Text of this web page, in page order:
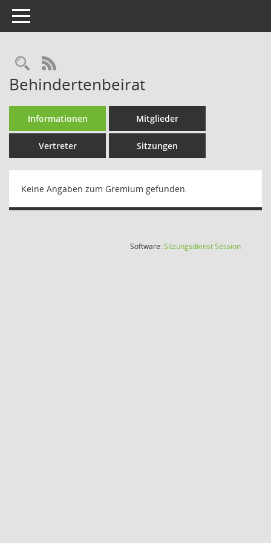
Toggle navigation
Rechercheauswahl
RSS-Feed
Behindertenbeirat
Informationen Mitglieder
Vertreter Sitzungen
Keine Angaben zum Gremium gefunden.
Software:SitzungsdienstSession(Wird in